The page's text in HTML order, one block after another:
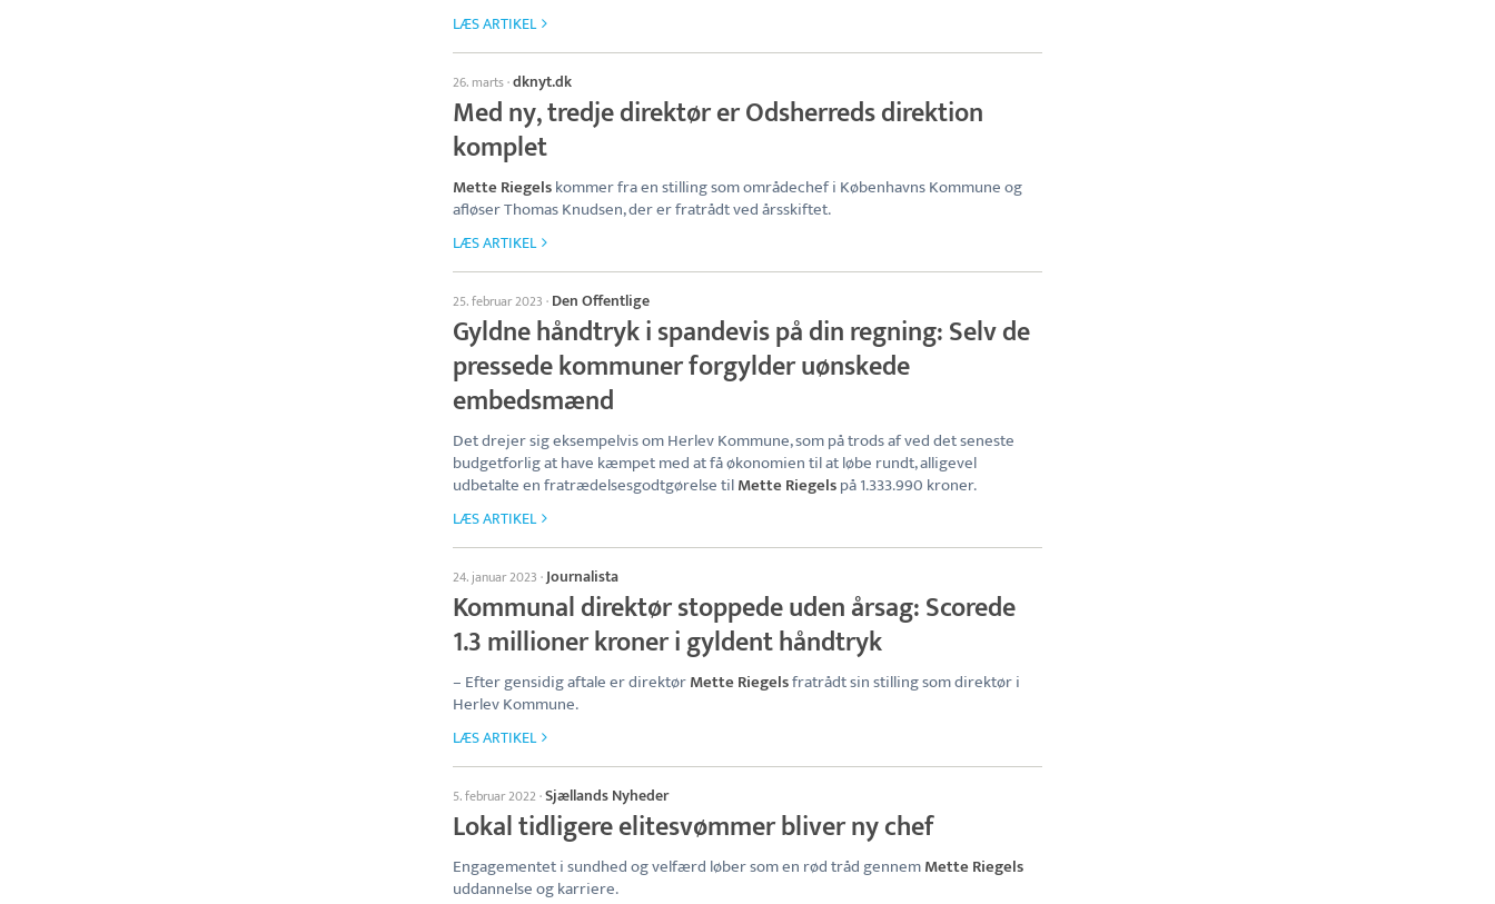
LÆS ARTIKEL
26. marts·dknyt.dk
Med ny, tredje direktør er Odsherreds direktion
komplet
Mette Riegelskommer fra en stilling som områdechef i Københavns Kommune og
afløser Thomas Knudsen, der er fratrådt ved årsskiftet.
LÆS ARTIKEL
25. februar 2023 · Den Offentlige
Gyldne håndtryk i spandevis på din regning: Selv de
pressede kommuner forgylder uønskede
embedsmænd
Det drejer sig eksempelvis om Herlev Kommune, som på trods af ved det seneste
budgetforlig at have kæmpet med at få økonomien til at løbe rundt, alligevel
udbetalte en fratrædelsesgodtgørelse tilMette Riegelspå 1.333.990 kroner.
LÆS ARTIKEL
24. januar 2023 ·Journalista
Kommunal direktør stoppede uden årsag: Scorede
1.3 millioner kroner i gyldent håndtryk
– Efter gensidig aftale er direktørMette Riegelsfratrådt sin stilling som direktør i
Herlev Kommune.
LÆS ARTIKEL
5. februar 2022·Sjællands Nyheder
Lokal tidligere elitesvømmer bliver ny chef
Engagementet i sundhed og velfærd løber som en rød tråd gennemMette Riegels
uddannelse og karriere.